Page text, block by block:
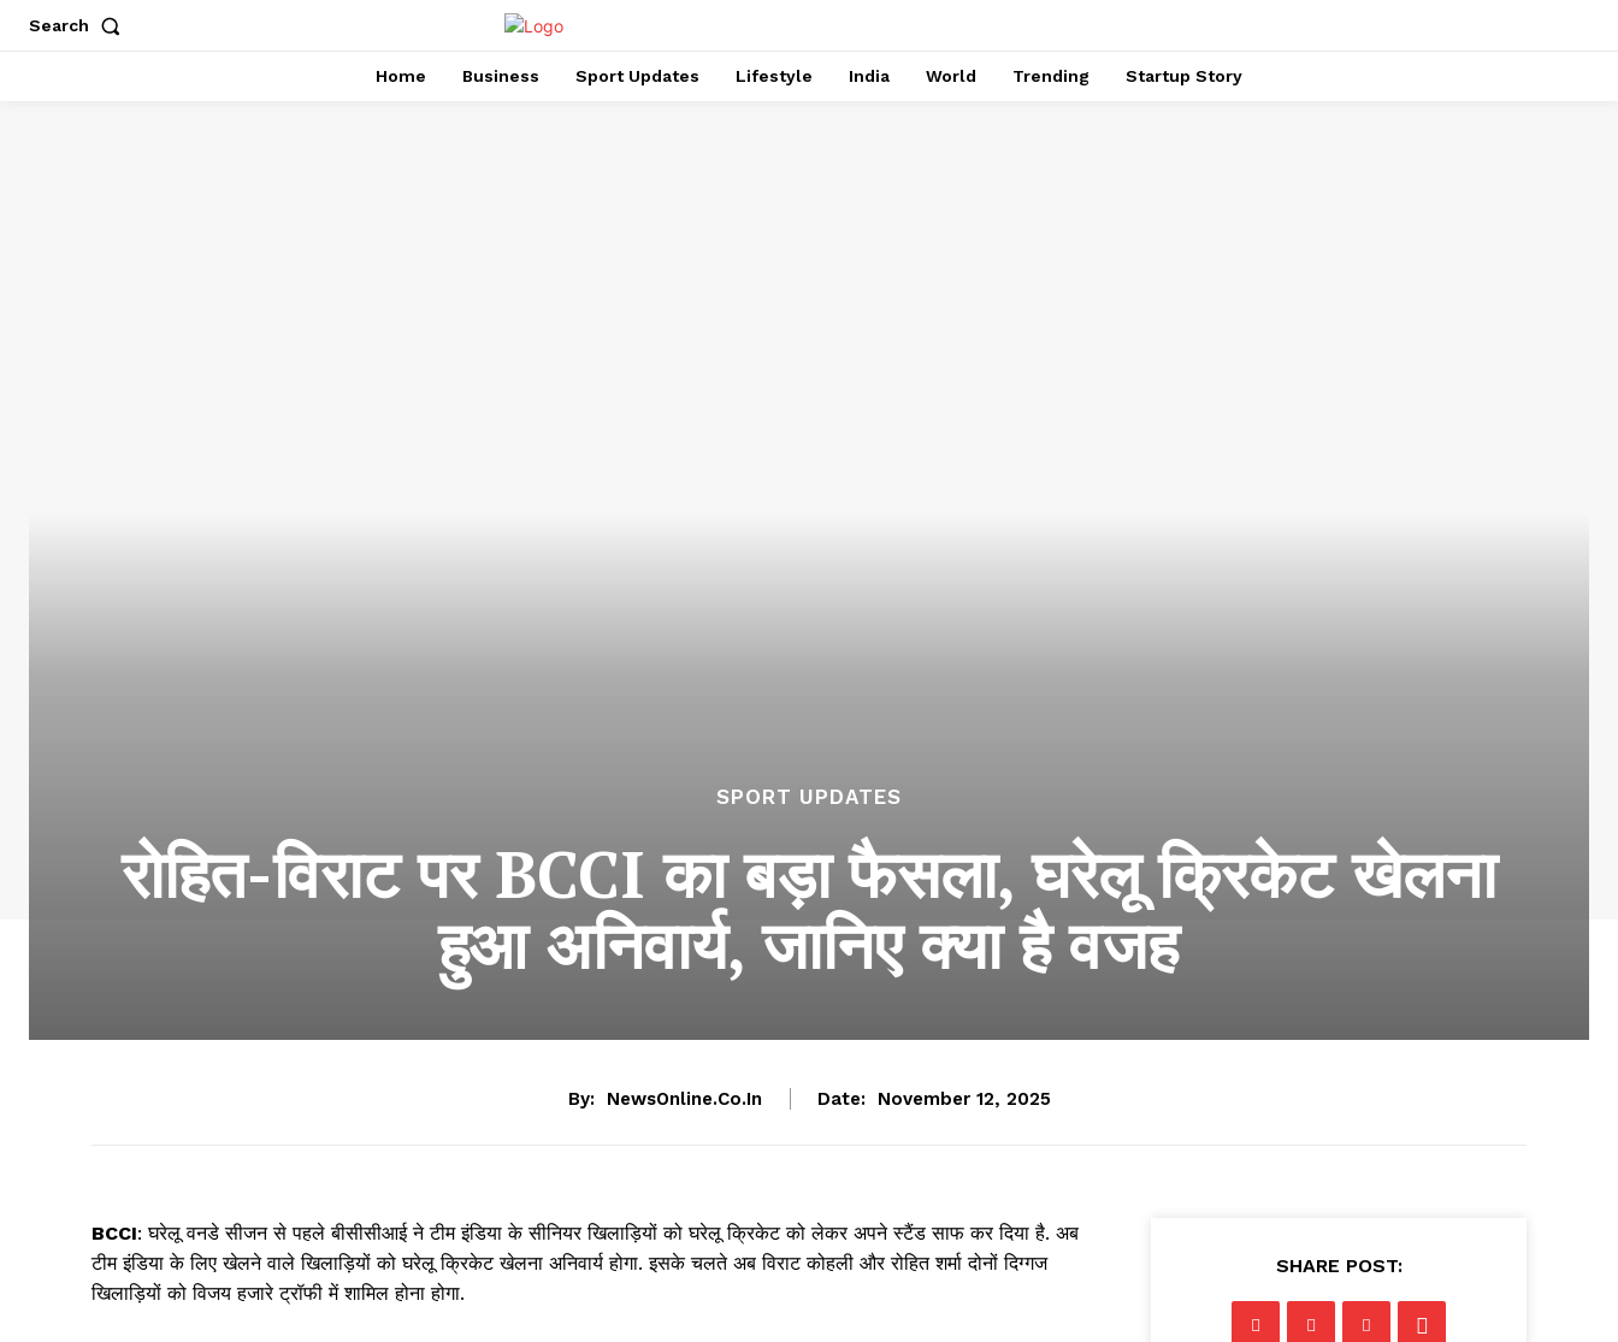
Search
Home Business Sport Updates Lifestyle India World Trending Startup Story
SPORT UPDATES
रोहित-विराट पर BCCI का बड़ा फैसला, घरेलू क्रिकेट खेलना
हुआ अनिवार्य, जानिए क्या है वजह
By: NewsOnline.co.in Date: November 12, 2025
BCCI: घरेलू वनडे सीजन से पहले बीसीसीआई ने टीम इंडिया के सीनियर खिलाड़ियों को घरेलू क्रिकेट को लेकर अपने स्टैंड साफ कर दिया है. अब
टीम इंडिया के लिए खेलने वाले खिलाड़ियों को घरेलू क्रिकेट खेलना अनिवार्य होगा. इसके चलते अब विराट कोहली और रोहित शर्मा दोनों दिग्गज
खिलाड़ियों को विजय हजारे ट्रॉफी में शामिल होना होगा.
SHARE POST: